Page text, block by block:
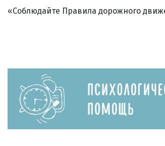
«Соблюдайте Правила дорожного